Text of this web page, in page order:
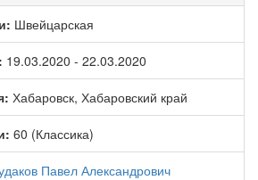
Швейцарская
19.03.2020 - 22.03.2020
Хабаровск, Хабаровский край
60 (Классика)
Павел Александрович